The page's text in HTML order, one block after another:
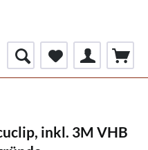
inkl. 3M VHB